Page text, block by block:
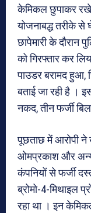
केमिकल छुपाकर रखे
योजनाबद्ध तरीके से
छापेमारी के दौरान
को गिरफ्तार कर
पाउडर बरामद हुआ,
बताई जा रही है ।
नकद, तीन फर्जी
पूछताछ में आरोपी ने
ओमप्रकाश और
कंपनियों से फर्जी
ब्रोमो-4-मिथाइल
रहा था । इन